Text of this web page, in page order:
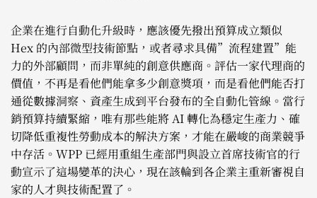
企業在進行自動化升級時，應該優先撥出預算成立類似
Hex 的內部微型技術節點，或者尋求具備”流程建置”能
力的外部顧問，而非單純的創意供應商。評估一家代理商的
價值，不再是看他們能拿多少創意獎項，而是看他們能否打
通從數據洞察、資產生成到平台發布的全自動化管線。當行
銷預算持續緊縮，唯有那些能將 AI 轉化為穩定生產力、確
切降低重複性勞動成本的解決方案，才能在嚴峻的商業競爭
中存活。WPP 已經用重組生產部門與設立首席技術官的行
動宣示了這場變革的決心，現在該輪到各企業主重新審視自
家的人才與技術配置了。